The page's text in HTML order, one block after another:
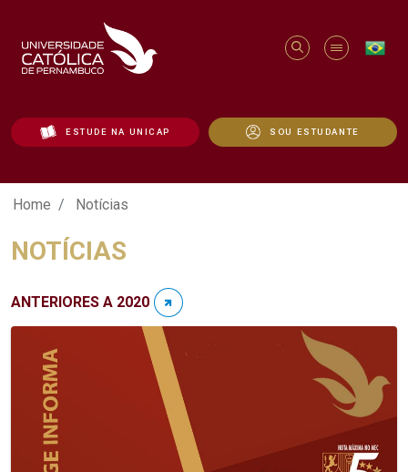
ESTUDE NA UNICAP SOU ESTUDANTE
Notícias - Unicap
Home Notícias
NOTÍCIAS
ANTERIORES A 2020